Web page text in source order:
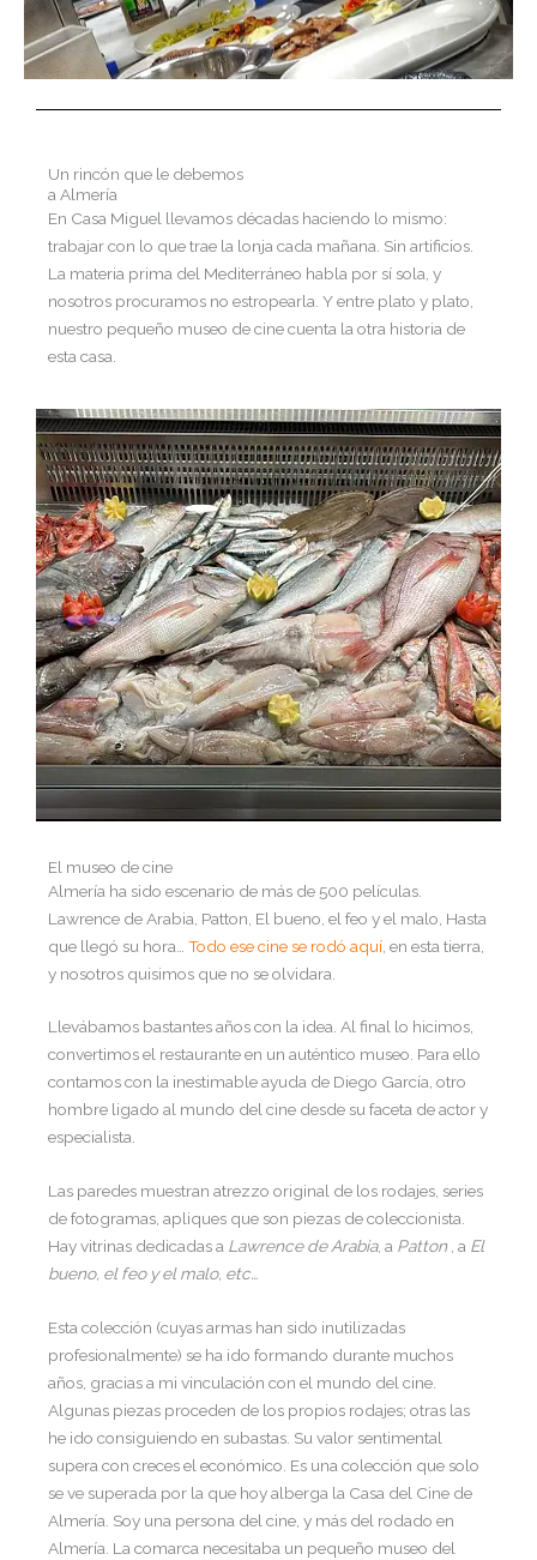
Un rincón que le debemos
a Almería
En Casa Miguel llevamos décadas haciendo lo mismo:
trabajar con lo que trae la lonja cada mañana. Sin artificios.
La materia prima del Mediterráneo habla por sí sola, y
nosotros procuramos no estropearla. Y entre plato y plato,
nuestro pequeño museo de cine cuenta la otra historia de
esta casa.
El museo de cine
Almería ha sido escenario de más de 500 películas.
Lawrence de Arabia, Patton, El bueno, el feo y el malo, Hasta
que llegó su hora… Todo ese cine se rodó aquí , en esta tierra,
y nosotros quisimos que no se olvidara.
Llevábamos bastantes años con la idea. Al final lo hicimos,
convertimos el restaurante en un auténtico museo. Para ello
contamos con la inestimable ayuda de Diego García, otro
hombre ligado al mundo del cine desde su faceta de actor y
especialista.
Las paredes muestran atrezzo original de los rodajes, series
de fotogramas, apliques que son piezas de coleccionista.
Hay vitrinas dedicadas a Lawrence de Arabia, a Patton, a El
bueno, el feo y el malo, etc…
Esta colección (cuyas armas han sido inutilizadas
profesionalmente) se ha ido formando durante muchos
años, gracias a mi vinculación con el mundo del cine.
Algunas piezas proceden de los propios rodajes; otras las
he ido consiguiendo en subastas. Su valor sentimental
supera con creces el económico. Es una colección que solo
se ve superada por la que hoy alberga la Casa del Cine de
Almería. Soy una persona del cine, y más del rodado en
Almería. La comarca necesitaba un pequeño museo del